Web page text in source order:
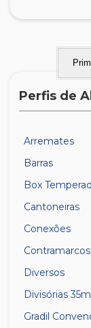
Perfis de
Arremates
Barras
Box
Cantoneiras
Conexões
Contramarcos
Diversos
Divisórias
Gradil